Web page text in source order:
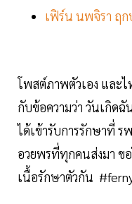
เฟิร์น นพจิรา ฤ
โพสต์ภาพตัวเอง และ
กับข้อความว่า วันเกิด
ได้เข้ารับการรักษาที่
อวยพรที่ทุกคนส่งมา ข
เนื้อรักษาตัวกัน